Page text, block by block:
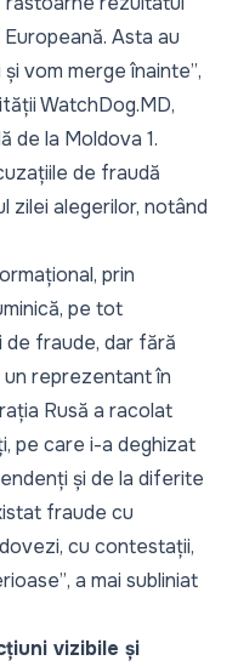
Asta au
vom merge înainte”,
WatchDog.MD,
de la Moldova 1.
de fraudă
zilei alegerilor, notând
prin
pe tot
de fraude, dar fără
reprezentant în
Rusă a racolat
pe care i-a deghizat
și de la diferite
fraude cu
cu contestații,
, a mai subliniat
vizibile și